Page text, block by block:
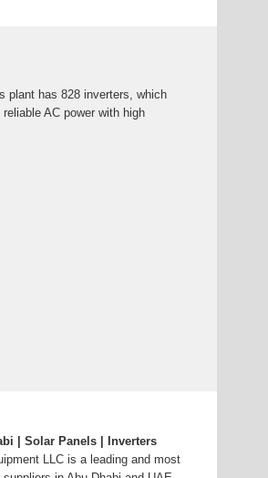
plant has 828 inverters, which
AC power with high
| Solar Panels | Inverters
LLC is a leading and most